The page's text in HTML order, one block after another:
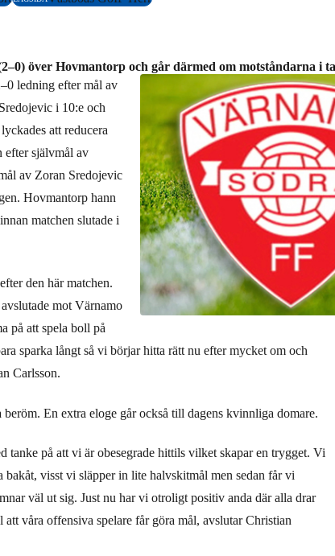
över Hovmantorp och går därmed om motståndarna i
ledning efter mål av
i 10:e och
att reducera
efter självmål av
av Zoran Sredojevic
Hovmantorp hann
matchen slutade i
den här matchen.
mot Värnamo
på att spela boll på
sparka långt så vi börjar hitta rätt nu efter mycket om och
Carlsson.
En extra eloge går också till dagens kvinnliga domare.
tanke på att vi är obesegrade hittils vilket skapar en trygget. Vi
bakåt, visst vi släpper in lite halvskitmål men sedan får vi
väl ut sig. Just nu har vi otroligt positiv anda där alla drar
att våra offensiva spelare får göra mål, avslutar Christian